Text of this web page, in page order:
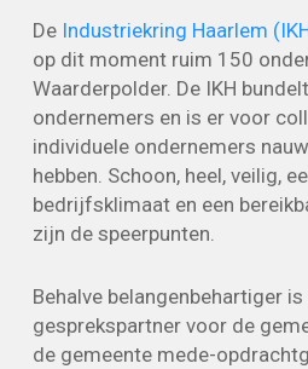
De Industriekring Haarlem
op dit moment ruim 150
Waarderpolder. De IKH
ondernemers en is er voor
individuele ondernemers
hebben. Schoon, heel, veilig,
bedrijfsklimaat en een
zijn de speerpunten.
Behalve belangenbehartiger is
gesprekspartner voor de
de gemeente mede-